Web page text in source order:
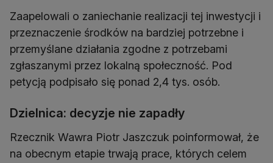
Zaapelowali o zaniechanie realizacji tej inwestycji i
przeznaczenie środków na bardziej potrzebne i
przemyślane działania zgodne z potrzebami
zgłaszanymi przez lokalną społeczność. Pod
petycją podpisało się ponad 2,4 tys. osób.
Dzielnica: decyzje nie zapadły
Rzecznik Wawra Piotr Jaszczuk poinformował, że
na obecnym etapie trwają prace, których celem